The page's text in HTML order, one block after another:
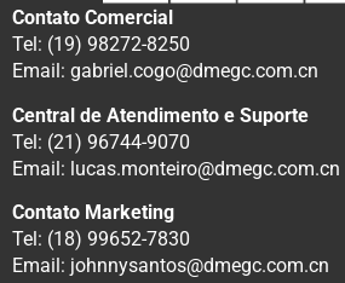
Contato Comercial
Tel: (19) 98272-8250
Email: gabriel.cogo@dmegc.com.cn
Central de Atendimento e Suporte
Tel: (21) 96744-9070
Email: lucas.monteiro@dmegc.com.cn
Contato Marketing
Tel: (18) 99652-7830
Email: johnnysantos@dmegc.com.cn